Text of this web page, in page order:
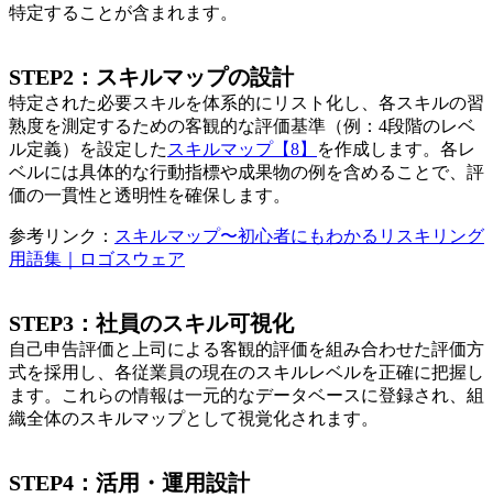
特定することが含まれます。
STEP2：スキルマップの設計
特定された必要スキルを体系的にリスト化し、各スキルの習
熟度を測定するための客観的な評価基準（例：4段階のレベ
ル定義）を設定した スキルマップ【8】
を作成します。各レ
ベルには具体的な行動指標や成果物の例を含めることで、評
価の一貫性と透明性を確保します。
参考リンク： スキルマップ〜初心者にもわかるリスキリング
用語集｜ロゴスウェア
STEP3：社員のスキル可視化
自己申告評価と上司による客観的評価を組み合わせた評価方
式を採用し、各従業員の現在のスキルレベルを正確に把握し
ます。これらの情報は一元的なデータベースに登録され、組
織全体のスキルマップとして視覚化されます。
STEP4：活用・運用設計